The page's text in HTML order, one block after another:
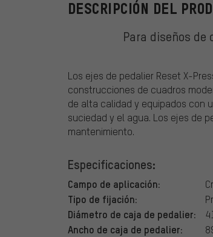
DESCRIPCIÓN DEL
Para diseños de
Los ejes de pedalier Reset X-
construcciones de cuadros
de alta calidad y equipados con
suciedad y el agua. Los ejes de
mantenimiento.
Especificaciones:
Campo de aplicación:
Tipo de fijación:
Diámetro de caja de pedalier:
Ancho de caja de pedalier: